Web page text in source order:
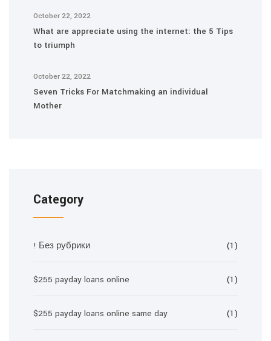
October 22, 2022
What are appreciate using the internet: the 5 Tips
to triumph
October 22, 2022
Seven Tricks For Matchmaking an individual
Mother
Category
! Без рубрики (1)
$255 payday loans online (1)
$255 payday loans online same day (1)